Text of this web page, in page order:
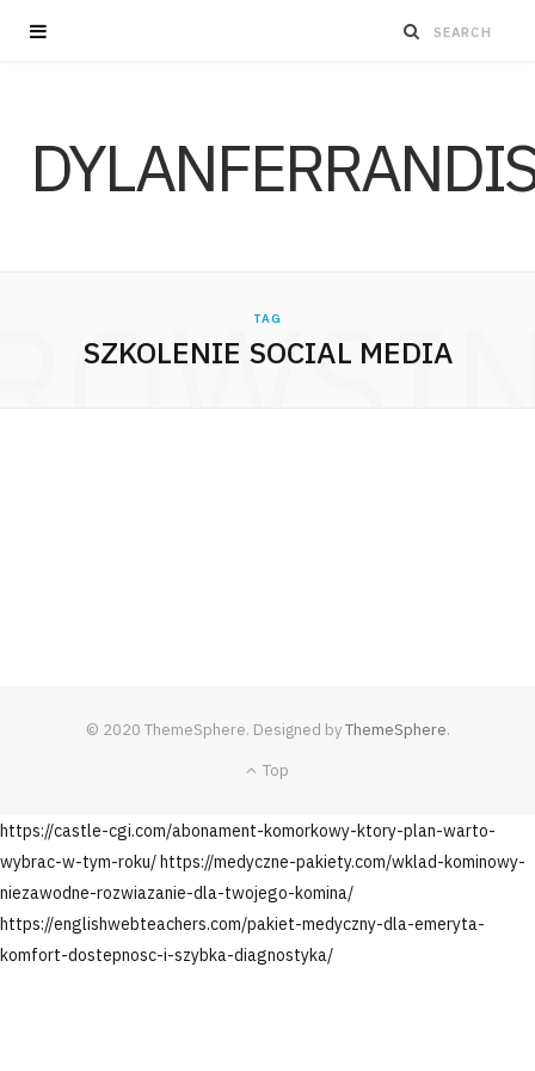
TAG
SZKOLENIE SOCIAL MEDIA
© 2020 ThemeSphere. Designed byThemeSphere.
Top
https://castle-cgi.com/abonament-komorkowy-ktory-plan-warto-
wybrac-w-tym-roku/https://medyczne-pakiety.com/wklad-kominowy-
niezawodne-rozwiazanie-dla-twojego-komina/
https://englishwebteachers.com/pakiet-medyczny-dla-emeryta-
komfort-dostepnosc-i-szybka-diagnostyka/